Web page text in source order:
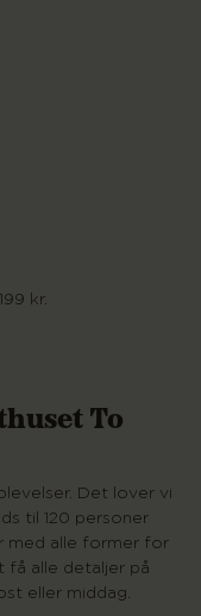
kr.
To
Det lover vi
til 120 personer
med alle former for
få alle detaljer på
eller middag.